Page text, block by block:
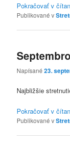
Pokračovať v
Publikované v
Napísané23.
Najbližšie
Pokračovať v
Publikované v